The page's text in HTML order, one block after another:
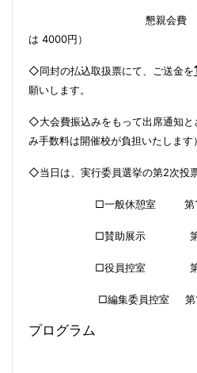
懇親会費
は 4000円）
◇同封の払込取扱票にて、ご送金を
願いします。
◇大会費振込みをもって出席通知
み手数料は開催校が負担いたします
◇当日は、実行委員選挙の第2次投
□一般休憩室 第
□賛助展示
□役員控室
□編集委員控室 第
プログラム